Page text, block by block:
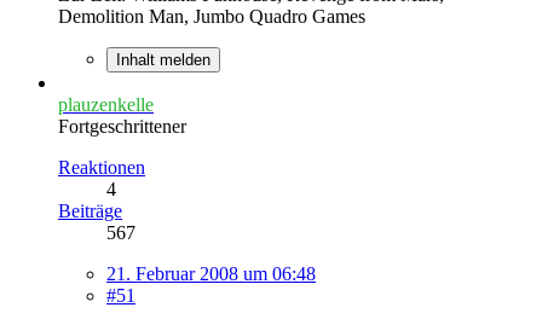
Demolition Man, Jumbo Quadro Games
Inhalt melden
plauzenkelle
Fortgeschrittener
Reaktionen
4
Beiträge
567
21. Februar 2008 um 06:48
#51